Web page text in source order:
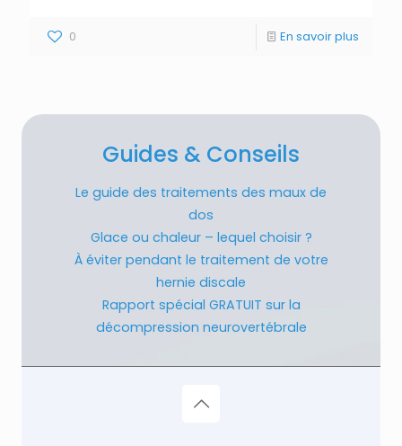
0 En savoir plus
Guides & Conseils
Le guide des traitements des maux de
dos
Glace ou chaleur – lequel choisir ?
À éviter pendant le traitement de votre
hernie discale
Rapport spécial GRATUIT sur la
décompression neurovertébrale